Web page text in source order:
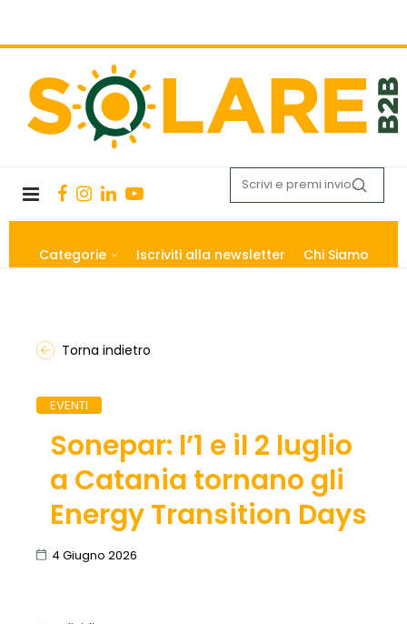
Categorie Iscriviti alla newsletter Chi Siamo
Torna indietro
EVENTI
Sonepar: l’1 e il 2 luglio
a Catania tornano gli
Energy Transition Days
4 Giugno 2026